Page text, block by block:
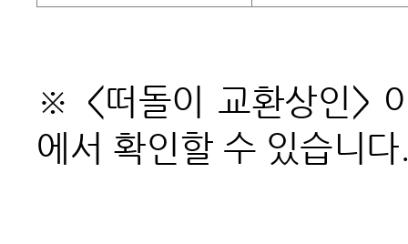
※ <떠돌이 교환상인>
에서 확인할 수 있습니